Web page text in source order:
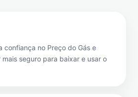
confiança no Preço do Gás e
seguro para baixar e usar o